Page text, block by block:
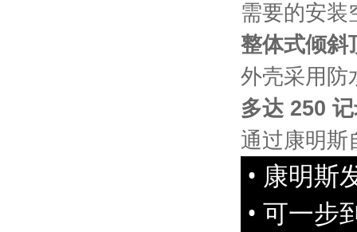
需要的安装
整体式倾斜
外壳采用防
多达 250
通过康明斯
• 康明斯
• 可一步